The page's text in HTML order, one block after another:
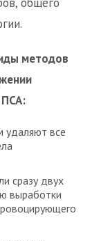
методов
ПСА:
удаляют все
сразу двух
выработки